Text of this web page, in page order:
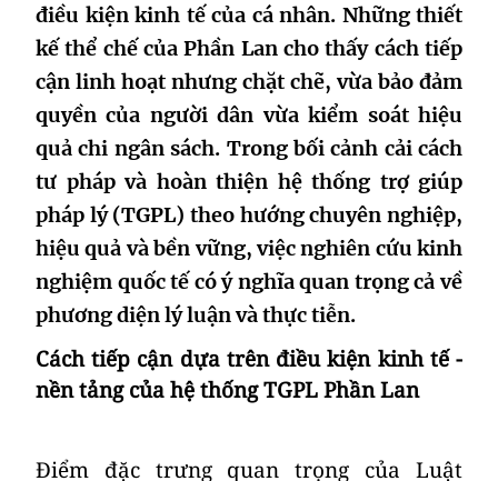
điều kiện kinh tế của cá nhân. Những thiết
kế thể chế của Phần Lan cho thấy cách tiếp
cận linh hoạt nhưng chặt chẽ, vừa bảo đảm
quyền của người dân vừa kiểm soát hiệu
quả chi ngân sách. Trong bối cảnh cải cách
tư pháp và hoàn thiện hệ thống trợ giúp
pháp lý (TGPL) theo hướng chuyên nghiệp,
hiệu quả và bền vững, việc nghiên cứu kinh
nghiệm quốc tế có ý nghĩa quan trọng cả về
phương diện lý luận và thực tiễn.
Cách tiếp cận dựa trên điều kiện kinh tế -
nền tảng của hệ thốngTGPL Phần Lan
Điểm đặc trưng quan trọng của Luật